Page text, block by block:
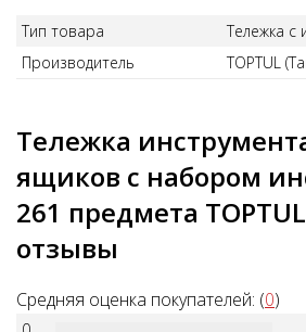
Тип товара
Тележка с
Производитель
TOPTUL
Тележка
ящиков с набором
261 предмета
отзывы
Средняя оценка покупателей: (0)